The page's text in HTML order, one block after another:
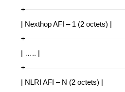
| Nexthop AFI – 1 (2 octets) |
| ….. |
| NLRI AFI – N (2 octets) |